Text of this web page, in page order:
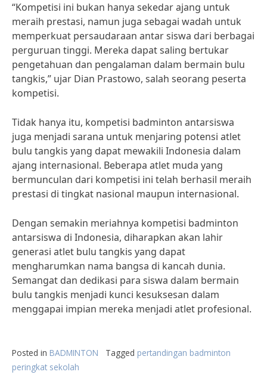
“Kompetisi ini bukan hanya sekedar ajang untuk
meraih prestasi, namun juga sebagai wadah untuk
memperkuat persaudaraan antar siswa dari berbagai
perguruan tinggi. Mereka dapat saling bertukar
pengetahuan dan pengalaman dalam bermain bulu
tangkis,” ujar Dian Prastowo, salah seorang peserta
kompetisi.
Tidak hanya itu, kompetisi badminton antarsiswa
juga menjadi sarana untuk menjaring potensi atlet
bulu tangkis yang dapat mewakili Indonesia dalam
ajang internasional. Beberapa atlet muda yang
bermunculan dari kompetisi ini telah berhasil meraih
prestasi di tingkat nasional maupun internasional.
Dengan semakin meriahnya kompetisi badminton
antarsiswa di Indonesia, diharapkan akan lahir
generasi atlet bulu tangkis yang dapat
mengharumkan nama bangsa di kancah dunia.
Semangat dan dedikasi para siswa dalam bermain
bulu tangkis menjadi kunci kesuksesan dalam
menggapai impian mereka menjadi atlet profesional.
Posted in BADMINTON Tagged pertandingan badminton
peringkat sekolah